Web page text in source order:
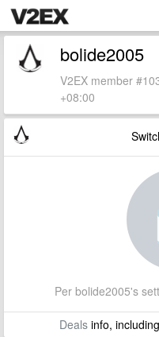
bolide2005
V2EX member
+08:00
Per bolide2005's
Dealsinfo,